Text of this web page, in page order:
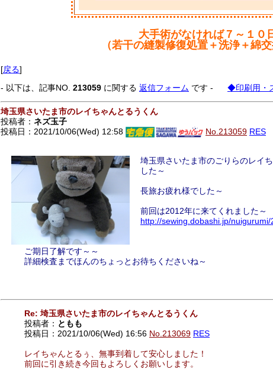
大手術がなければ７～１０
（若干の縫製修復処置＋洗浄＋綿
[戻る]
- 以下は、記事NO. 213059 に関する 返信フォーム です - ◆印刷用・
埼玉県さいたま市のレイちゃんとるうくん
投稿者： ネズ玉子
投稿日：2021/10/06(Wed) 12:58
No.213059 RES
埼玉県さいたま市のごりらのレイ
した～
長旅お疲れ様でした～
前回は2012年に来てくれました～
http://sewing.dobashi.jp/
ご期日了解です～～
詳細検査までほんのちょっとお待ちくださいね～
Re: 埼玉県さいたま市のレイちゃんとるうくん
投稿者： ともも
投稿日：2021/10/06(Wed) 16:56 No.213069 RES
レイちゃんとるぅ、無事到着して安心しました！
前回に引き続き今回もよろしくお願いします。